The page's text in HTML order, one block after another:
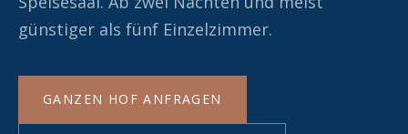
günstiger als fünf Einzelzimmer.
GANZEN HOF ANFRAGEN